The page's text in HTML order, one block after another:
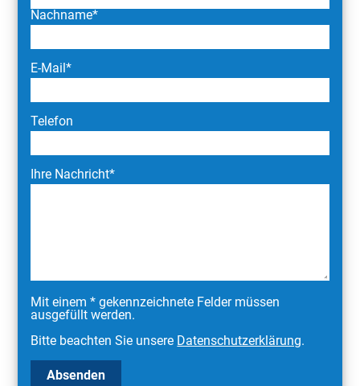
Nachname*
E-Mail*
Telefon
Ihre Nachricht*
Mit einem * gekennzeichnete Felder müssen
ausgefüllt werden.
Bitte beachten Sie unsere Datenschutzerklärung.